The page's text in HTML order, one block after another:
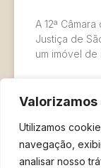
Utilizamos
navegação,
analisar nosso
A 12ª
Justiça de
um imóvel
11 de janeiro